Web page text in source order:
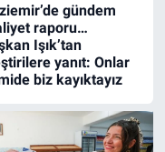
gündem
raporu…
Işık’tan
yanıt: Onlar
biz kayıktayız